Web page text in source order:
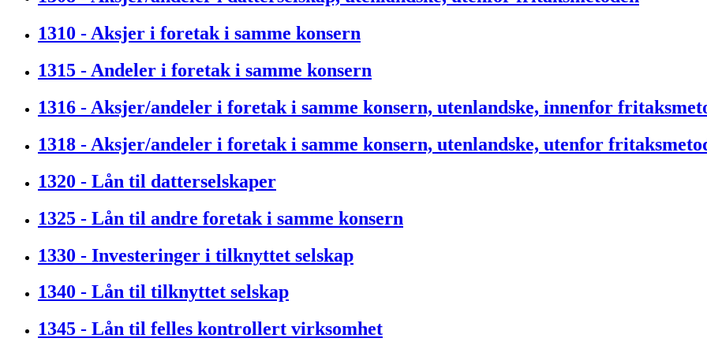
1310 - Aksjer i foretak i samme konsern
1315 - Andeler i foretak i samme konsern
1316 - Aksjer/andeler i foretak i samme konsern, utenlandske, innenfor
1318 - Aksjer/andeler i foretak i samme konsern, utenlandske, utenfor
1320 - Lån til datterselskaper
1325 - Lån til andre foretak i samme konsern
1330 - Investeringer i tilknyttet selskap
1340 - Lån til tilknyttet selskap
1345 - Lån til felles kontrollert virksomhet